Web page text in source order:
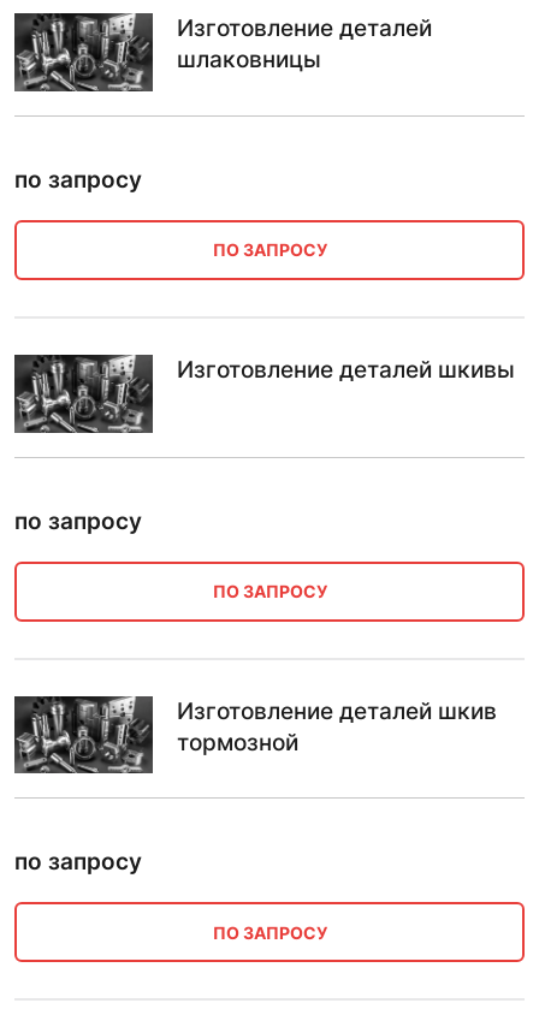
Изготовление деталей
шлаковницы
по запросу
ПО ЗАПРОСУ
Изготовление деталей шкивы
по запросу
ПО ЗАПРОСУ
Изготовление деталей шкив
тормозной
по запросу
ПО ЗАПРОСУ